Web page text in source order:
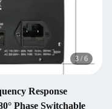
3 / 6
Response
Phase Switchable